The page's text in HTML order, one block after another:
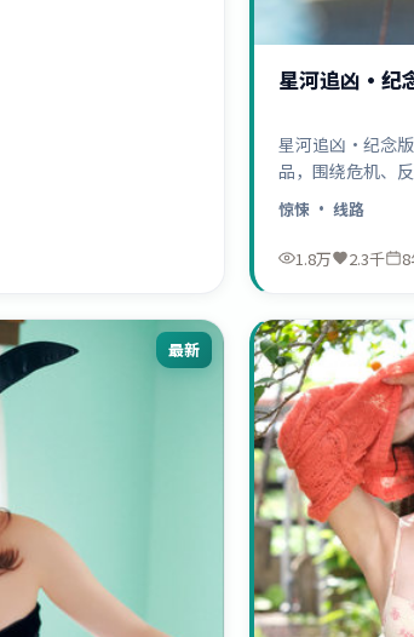
星河追凶·纪
星河追凶·纪念
品，围绕危机、
凑，值得推荐观看
惊悚 · 线路
1.8万 2.3千
最新